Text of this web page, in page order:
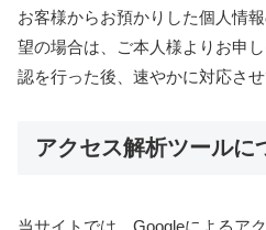
お客様からお預かりした個人情
望の場合は、ご本人様よりお申
認を行った後、速やかに対応させ
アクセス解析ツールに
当サイトでは、Googleによるア